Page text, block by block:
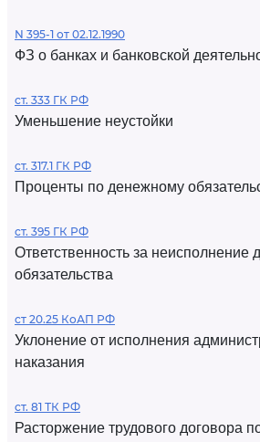
N 395-1 от 02.12.1990
ФЗ о банках и банковской
ст. 333 ГК РФ
Уменьшение неустойки
ст. 317.1 ГК РФ
Проценты по денежному
ст. 395 ГК РФ
Ответственность за неисполнение
обязательства
ст 20.25 КоАП РФ
Уклонение от исполнения
наказания
ст. 81 ТК РФ
Расторжение трудового договора